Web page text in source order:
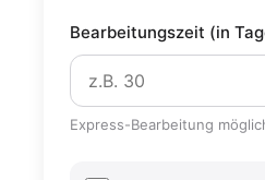
Bearbeitungszeit (in
Express-Bearbeitung